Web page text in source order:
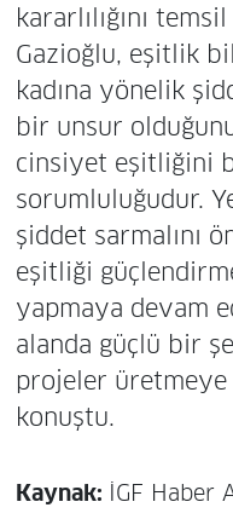
kararlılığını
Gazioğlu, eşitlik
kadına yönelik
bir unsur
cinsiyet eşitliğini
sorumluluğudur.
şiddet sarmalını
eşitliği
yapmaya devam
alanda güçlü bir
projeler üretmeye
konuştu.
Kaynak: İGF Haber